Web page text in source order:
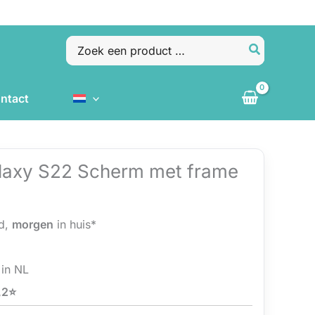
Zoeken
naar:
S22 Scherm met frame
morgen in huis*
NL